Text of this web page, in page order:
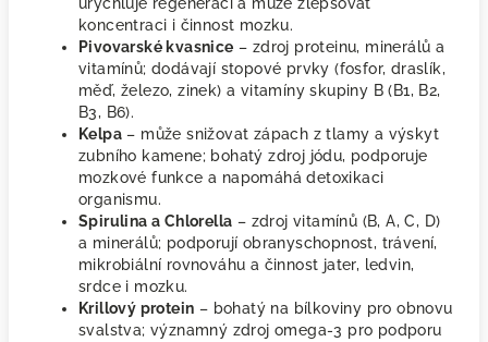
koncentraci i činnost mozku.
Pivovarské kvasnice – zdroj proteinu, minerálů a
vitamínů; dodávají stopové prvky (fosfor, draslík,
měď, železo, zinek) a vitamíny skupiny B (B1, B2,
B3, B6).
Kelpa – může snižovat zápach z tlamy a výskyt
zubního kamene; bohatý zdroj jódu, podporuje
mozkové funkce a napomáhá detoxikaci
organismu.
Spirulina a Chlorella – zdroj vitamínů (B, A, C, D)
a minerálů; podporují obranyschopnost, trávení,
mikrobiální rovnováhu a činnost jater, ledvin,
srdce i mozku.
Krillový protein – bohatý na bílkoviny pro obnovu
svalstva; významný zdroj omega-3 pro podporu